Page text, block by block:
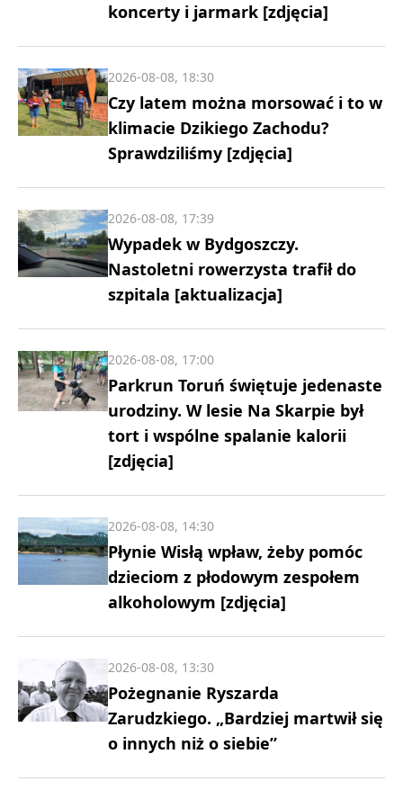
koncerty i jarmark [zdjęcia]
Czy latem można morsować i to w
klimacie Dzikiego Zachodu?
Sprawdziliśmy [zdjęcia]
2026-08-08, 18:30
Wypadek w Bydgoszczy.
Nastoletni rowerzysta trafił do
szpitala [aktualizacja]
2026-08-08, 17:39
Parkrun Toruń świętuje jedenaste
urodziny. W lesie Na Skarpie był
tort i wspólne spalanie kalorii
[zdjęcia]
2026-08-08, 17:00
Płynie Wisłą wpław, żeby pomóc
dzieciom z płodowym zespołem
alkoholowym [zdjęcia]
2026-08-08, 14:30
Pożegnanie Ryszarda
Zarudzkiego. „Bardziej martwił się
o innych niż o siebie”
2026-08-08, 13:30